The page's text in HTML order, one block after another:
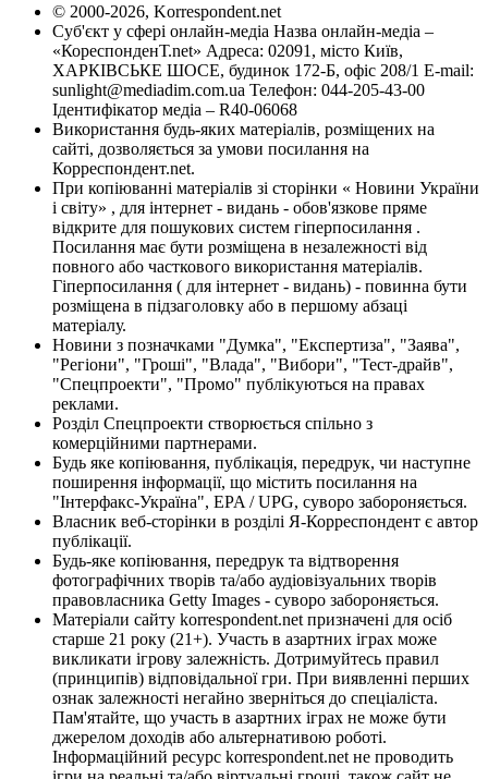
© 2000-2026, Korrespondent.net
Суб'єкт у сфері онлайн-медіа Назва онлайн-медіа –
«КореспонденТ.net» Адреса: 02091, місто Київ,
ХАРКІВСЬКЕ ШОСЕ, будинок 172-Б, офіс 208/1 E-mail:
sunlight@mediadim.com.ua Телефон: 044-205-43-00
Ідентифікатор медіа – R40-06068
Використання будь-яких матеріалів, розміщених на
сайті, дозволяється за умови посилання на
Корреспондент.net.
При копіюванні матеріалів зі сторінки « Новини України
і світу» , для інтернет - видань - обов'язкове пряме
відкрите для пошукових систем гіперпосилання .
Посилання має бути розміщена в незалежності від
повного або часткового використання матеріалів.
Гіперпосилання ( для інтернет - видань) - повинна бути
розміщена в підзаголовку або в першому абзаці
матеріалу.
Новини з позначками "Думка", "Експертиза", "Заява",
"Регіони", "Гроші", "Влада", "Вибори", "Тест-драйв",
"Спецпроекти", "Промо" публікуються на правах
реклами.
Розділ Спецпроекти створюється спільно з
комерційними партнерами.
Будь яке копіювання, публікація, передрук, чи наступне
поширення інформації, що містить посилання на
"Інтерфакс-Україна", EPA / UPG, суворо забороняється.
Власник веб-сторінки в розділі Я-Корреспондент є автор
публікації.
Будь-яке копіювання, передрук та відтворення
фотографічних творів та/або аудіовізуальних творів
правовласника Getty Images - суворо забороняється.
Матеріали сайту korrespondent.net призначені для осіб
старше 21 року (21+). Участь в азартних іграх може
викликати ігрову залежність. Дотримуйтесь правил
(принципів) відповідальної гри. При виявленні перших
ознак залежності негайно зверніться до спеціаліста.
Пам'ятайте, що участь в азартних іграх не може бути
джерелом доходів або альтернативою роботі.
Інформаційний ресурс korrespondent.net не проводить